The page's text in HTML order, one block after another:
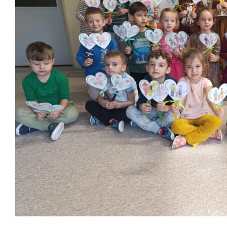
Školská jedáleň
Jedálny lístok
Kontakt
Ochrana osobných
údajov – GDPR
Vzdelávanie
zamestnancov